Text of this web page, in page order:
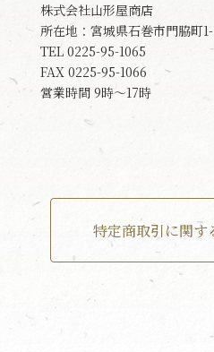
株式会社山形屋商店
所在地：宮城県石巻市門脇町1-
TEL 0225-95-1065
FAX 0225-95-1066
営業時間 9時～17時
特定商取引に関す